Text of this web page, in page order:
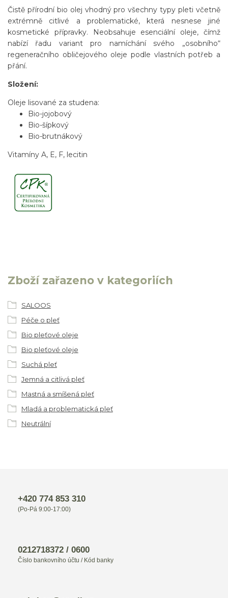
Čistě přírodní bio olej vhodný pro všechny typy pleti včetně
extrémně citlivé a problematické, která nesnese jiné
kosmetické přípravky. Neobsahuje esenciální oleje, čímž
nabízí řadu variant pro namíchání svého „osobního“
regeneračního obličejového oleje podle vlastních potřeb a
přání.
Složení:
Oleje lisované za studena:
Bio-jojobový
Bio-šípkový
Bio-brutnákový
Vitamíny A, E, F, lecitin
Zboží zařazeno v kategoriích
SALOOS
Péče o pleť
Bio pleťové oleje
Bio pleťové oleje
Suchá pleť
Jemná a citlivá pleť
Mastná a smíšená pleť
Mladá a problematická pleť
Neutrální
+420 774 853 310
(Po-Pá 9:00-17:00)
0212718372 / 0600
Číslo bankovního účtu / Kód banky